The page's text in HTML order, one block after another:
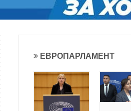
ЕВРОПАРЛАМЕНТ